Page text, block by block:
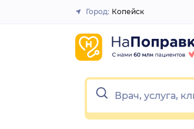
Закрыть
Город: Копейск